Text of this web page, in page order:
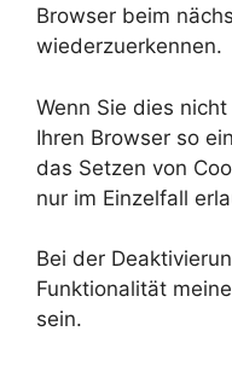
Browser beim
wiederzuerkennen.
Wenn Sie dies
Ihren Browser so
das Setzen von
nur im Einzelfall
Bei der
Funktionalität
sein.